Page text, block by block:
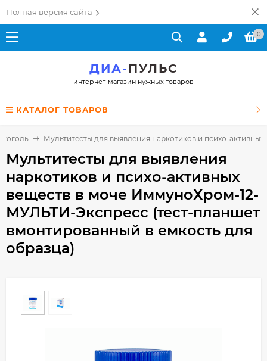
Полная версия сайта
0
ДИА-ПУЛЬС
интернет-магазин нужных товаров
КАТАЛОГ ТОВАРОВ
Мультитесты для выявления наркотиков и психо-
Мультитесты для выявления
наркотиков и психо-активных
веществ в моче ИммуноХром-12-
МУЛЬТИ-Экспресс (тест-планшет
вмонтированный в емкость для
образца)